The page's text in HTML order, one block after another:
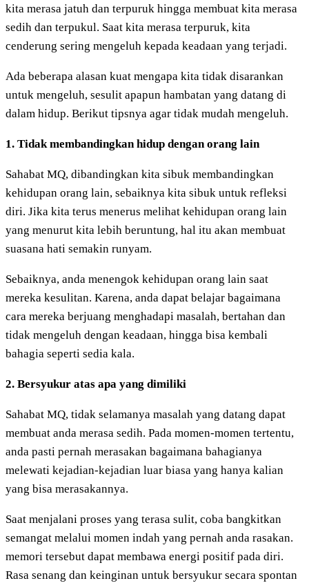
kita merasa jatuh dan terpuruk hingga membuat kita merasa
sedih dan terpukul. Saat kita merasa terpuruk, kita
cenderung sering mengeluh kepada keadaan yang terjadi.
Ada beberapa alasan kuat mengapa kita tidak disarankan
untuk mengeluh, sesulit apapun hambatan yang datang di
dalam hidup. Berikut tipsnya agar tidak mudah mengeluh.
1. Tidak membandingkan hidup dengan orang lain
Sahabat MQ, dibandingkan kita sibuk membandingkan
kehidupan orang lain, sebaiknya kita sibuk untuk refleksi
diri. Jika kita terus menerus melihat kehidupan orang lain
yang menurut kita lebih beruntung, hal itu akan membuat
suasana hati semakin runyam.
Sebaiknya, anda menengok kehidupan orang lain saat
mereka kesulitan. Karena, anda dapat belajar bagaimana
cara mereka berjuang menghadapi masalah, bertahan dan
tidak mengeluh dengan keadaan, hingga bisa kembali
bahagia seperti sedia kala.
2. Bersyukur atas apa yang dimiliki
Sahabat MQ, tidak selamanya masalah yang datang dapat
membuat anda merasa sedih. Pada momen-momen tertentu,
anda pasti pernah merasakan bagaimana bahagianya
melewati kejadian-kejadian luar biasa yang hanya kalian
yang bisa merasakannya.
Saat menjalani proses yang terasa sulit, coba bangkitkan
semangat melalui momen indah yang pernah anda rasakan.
memori tersebut dapat membawa energi positif pada diri.
Rasa senang dan keinginan untuk bersyukur secara spontan